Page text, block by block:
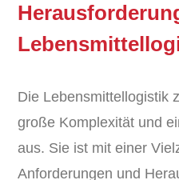
Die Lebensmittellogistik
große Komplexität und
aus. Sie ist mit einer
Anforderungen und